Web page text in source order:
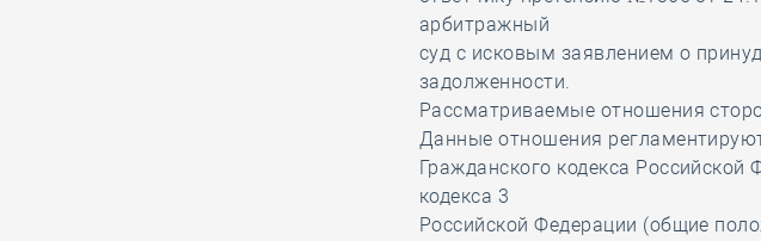
арбитражный
суд с исковым заявлением о
задолженности.
Рассматриваемые отношения
Данные отношения
Гражданского кодекса Российской
кодекса 3
Российской Федерации (общие